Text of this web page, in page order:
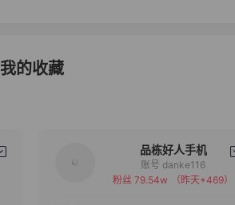
我的收藏
品栋好人手机
备注
账号 danke116
粉丝 79.54w
（昨天+469）